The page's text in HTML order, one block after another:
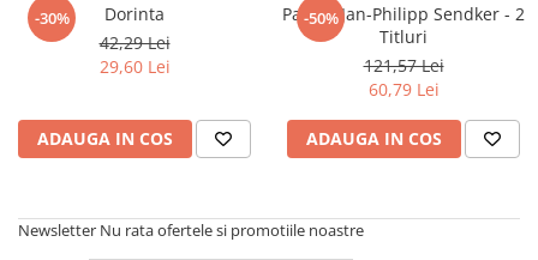
Chiromantie
Dezvoltare Spirituala
Minte Corp
New Illuminati Files
Paranormal
-30%
Dorinta
42,29 Lei
29,60 Lei
ADAUGA IN COS
-50%
Pachet Jan-Philipp Sendker - 2
Titluri
121,57 Lei
60,79 Lei
ADAUGA IN COS
Newsletter Nu rata ofertele si promotiile noastre